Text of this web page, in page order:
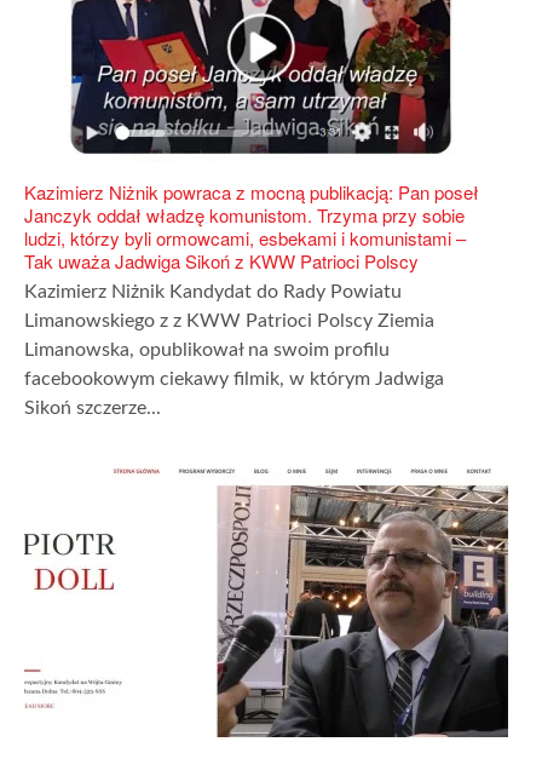
Kazimierz Niżnik powraca z mocną publikacją: Pan poseł
Janczyk oddał władzę komunistom. Trzyma przy sobie
ludzi, którzy byli ormowcami, esbekami i komunistami –
Tak uważa Jadwiga Sikoń z KWW Patrioci Polscy
Kazimierz Niżnik Kandydat do Rady Powiatu
Limanowskiego z z KWW Patrioci Polscy Ziemia
Limanowska, opublikował na swoim profilu
facebookowym ciekawy filmik, w którym Jadwiga
Sikoń szczerze...